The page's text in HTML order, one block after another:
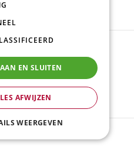
EN SLUITEN
AFWIJZEN
WEERGEVEN